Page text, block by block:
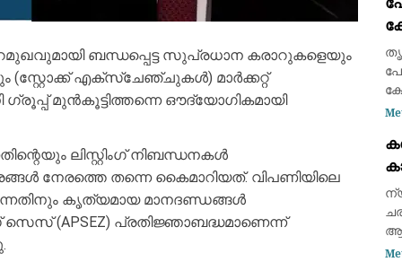
ബന്ധപ്പെട്ട സുപ്രധാന കരാറുകളെയും
(സ്റ്റോക്ക് എക്സ്ചേഞ്ചുകൾ) മാർക്കറ്റ്
ഗ്രൂപ്പ് മുൻകൂട്ടിത്തന്നെ ഔദ്യോഗികമായി
ലിസ്റ്റിംഗ് നിബന്ധനകൾ
നേരത്തെ തന്നെ കൈമാറിയത്. വിപണിയിലെ
കൃത്യമായ മാനദണ്ഡങ്ങൾ
(APSEZ) പ്രതിജ്ഞാബദ്ധമാണെന്ന്